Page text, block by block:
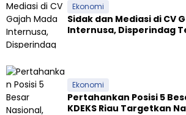
Ekonomi
Sidak dan Mediasi di CV
Internusa, Disperindag
Ekonomi
Pertahankan Posisi 5
KDEKS Riau Targetkan